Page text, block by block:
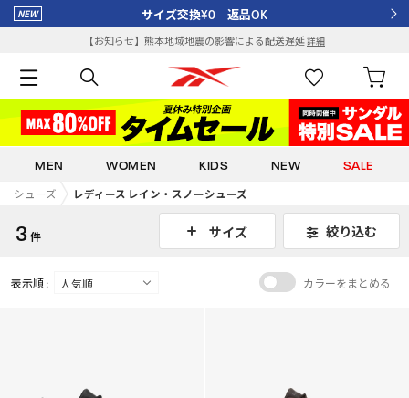
サイズ交換¥0 返品OK
【お知らせ】熊本地域地震の影響による配送遅延詳細
MEN WOMEN KIDS NEW SALE
シューズ レディース レイン・スノーシューズ
3件 サイズ 絞り込む
表示順 : カラーをまとめる